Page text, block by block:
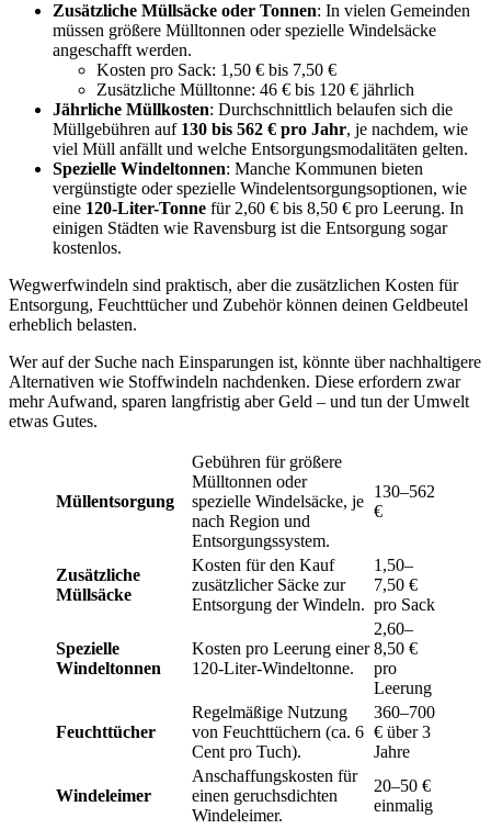
Zusätzliche Müllsäcke oder Tonnen: In vielen Gemeinden
müssen größere Mülltonnen oder spezielle Windelsäcke
angeschafft werden.
Kosten pro Sack: 1,50 € bis 7,50 €
Zusätzliche Mülltonne: 46 € bis 120 € jährlich
Jährliche Müllkosten: Durchschnittlich belaufen sich die
Müllgebühren auf 130 bis 562 € pro Jahr, je nachdem, wie
viel Müll anfällt und welche Entsorgungsmodalitäten gelten.
Spezielle Windeltonnen: Manche Kommunen bieten
vergünstigte oder spezielle Windelentsorgungsoptionen, wie
eine 120-Liter-Tonne für 2,60 € bis 8,50 € pro Leerung. In
einigen Städten wie Ravensburg ist die Entsorgung sogar
kostenlos.
Wegwerfwindeln sind praktisch, aber die zusätzlichen Kosten für
Entsorgung, Feuchttücher und Zubehör können deinen Geldbeutel
erheblich belasten.
Wer auf der Suche nach Einsparungen ist, könnte über nachhaltigere
Alternativen wie Stoffwindeln nachdenken. Diese erfordern zwar
mehr Aufwand, sparen langfristig aber Geld – und tun der Umwelt
etwas Gutes.
Müllentsorgung
Gebühren für größere
Mülltonnen oder
spezielle Windelsäcke, je
nach Region und
Entsorgungssystem.
130–562
€
Zusätzliche
Müllsäcke
Kosten für den Kauf
zusätzlicher Säcke zur
Entsorgung der Windeln.
1,50–
7,50 €
pro Sack
Spezielle
Windeltonnen
Kosten pro Leerung einer
120-Liter-Windeltonne.
2,60–
8,50 €
pro
Leerung
Feuchttücher
Regelmäßige Nutzung
von Feuchttüchern (ca. 6
Cent pro Tuch).
360–700
€ über 3
Jahre
Windeleimer
Anschaffungskosten für
einen geruchsdichten
Windeleimer.
20–50 €
einmalig